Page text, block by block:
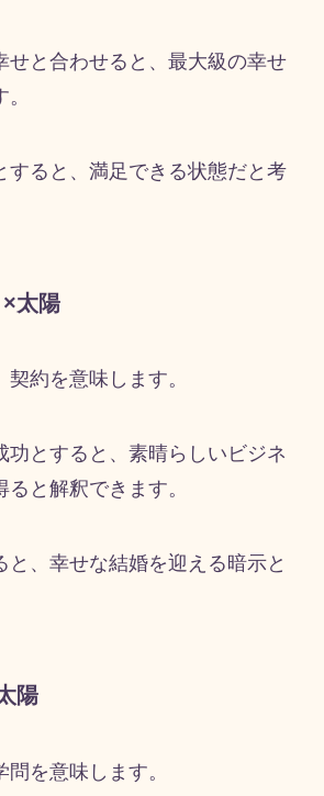
せと合わせると、最大級の幸せ
すると、満足できる状態だと考
太陽
約を意味します。
功とすると、素晴らしいビジネ
と解釈できます。
と、幸せな結婚を迎える暗示と
陽
を意味します。